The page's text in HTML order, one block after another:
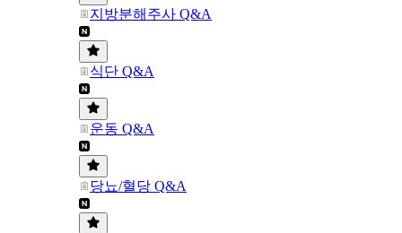
지방분해주사 Q&A
식단 Q&A
운동 Q&A
당뇨/혈당 Q&A